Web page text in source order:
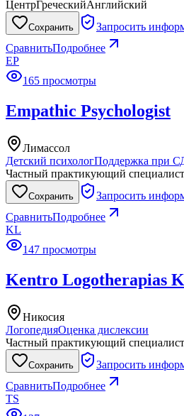
ЦентрГреческийАнглийский
Сохранить
Запросить
СравнитьПодробнее
EP
165 просмотры
Empathic Psychologist
Лимассол
Детский психологПоддержка при
Частный практикующий специалист
Сохранить
Запросить
СравнитьПодробнее
KL
147 просмотры
Kentro Logotherapias
Никосия
ЛогопедияОценка дислексии
Частный практикующий специалист
Сохранить
Запросить
СравнитьПодробнее
TS